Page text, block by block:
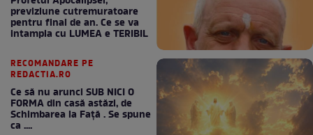
previziune cutremuratoare
pentru final de an. Ce se va
intampla cu LUMEA e TERIBIL
RECOMANDARE PE
REDACTIA.RO
Ce să nu arunci SUB NICI O
FORMA din casă astăzi, de
Schimbarea la Față . Se spune
ca ....